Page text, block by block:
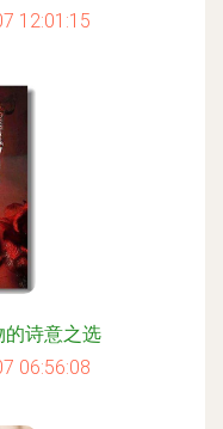
12:01:15
的诗意之选
06:56:08